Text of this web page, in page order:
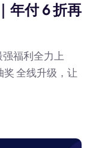
年付 6 折再
福利全力上
奖 全线升级，让